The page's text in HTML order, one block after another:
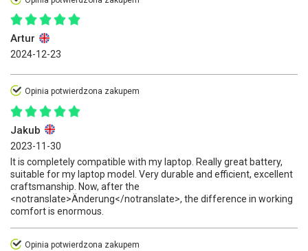
Artur
2024-12-23
Opinia potwierdzona zakupem
Jakub
2023-11-30
It is completely compatible with my laptop. Really great battery,
suitable for my laptop model. Very durable and efficient, excellent
craftsmanship. Now, after the
<notranslate>Änderung</notranslate>, the difference in working
comfort is enormous.
Opinia potwierdzona zakupem